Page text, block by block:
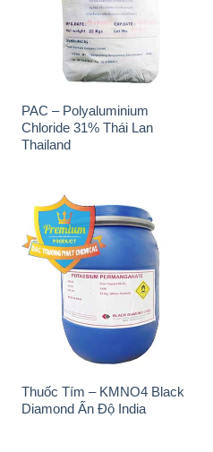
PAC – Polyaluminium
Chloride 31% Thái Lan
Thailand
Thuốc Tím – KMNO4 Black
Diamond Ấn Độ India